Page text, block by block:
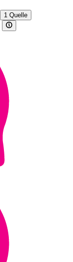
1 Quelle